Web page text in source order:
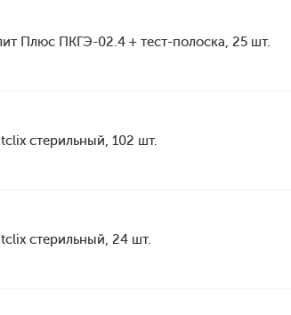
Плюс ПКГЭ-02.4 + тест-полоска, 25 шт.
стерильный, 102 шт.
стерильный, 24 шт.